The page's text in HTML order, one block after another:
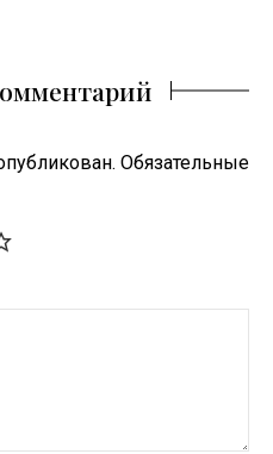
Обязательные